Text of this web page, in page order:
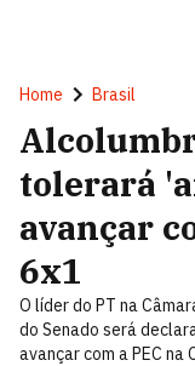
Home Brasil
tolerará
avançar
6x1
O líder do PT na
do Senado será
avançar com a PEC na